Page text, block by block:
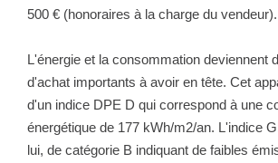
500 € (honoraires à la charge du vendeur).
L'énergie et la consommation deviennent
d'achat importants à avoir en tête. Cet
d'un indice DPE D qui correspond à une
énergétique de 177 kWh/m2/an. L'indice
lui, de catégorie B indiquant de faibles